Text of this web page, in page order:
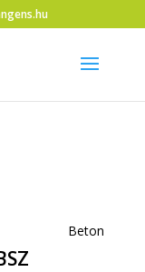
Beton